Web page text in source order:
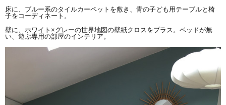
床に、ブルー系のタイルカーペットを敷き、青の子ども用テーブルと椅
子をコーディネート。
壁に、ホワイト×グレーの世界地図の壁紙クロスをプラス。ベッドが無
い、遊ぶ専用の部屋のインテリア。